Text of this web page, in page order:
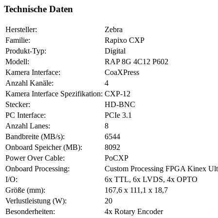
Technische Daten
Hersteller:
Zebra
Familie:
Rapixo CXP
Produkt-Typ:
Digital
Modell:
RAP 8G 4C12 P602
Kamera Interface:
CoaXPress
Anzahl Kanäle:
4
Kamera Interface Spezifikation: CXP-12
Stecker:
HD-BNC
PC Interface:
PCIe 3.1
Anzahl Lanes:
8
Bandbreite (MB/s):
6544
Onboard Speicher (MB):
8092
Power Over Cable:
PoCXP
Onboard Processing:
Custom Processing FPGA Kinex
I/O:
6x TTL, 6x LVDS, 4x OPTO
Größe (mm):
167,6 x 111,1 x 18,7
Verlustleistung (W):
20
Besonderheiten:
4x Rotary Encoder